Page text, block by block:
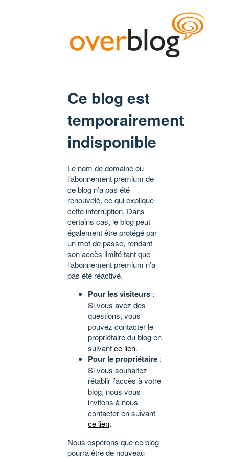
Ce blog est
temporairement
indisponible
Le nom de domaine ou
l’abonnement premium de
ce blog n’a pas été
renouvelé, ce qui explique
cette interruption. Dans
certains cas, le blog peut
également être protégé par
un mot de passe, rendant
son accès limité tant que
l’abonnement premium n’a
pas été réactivé.
Pour les visiteurs :
Si vous avez des
questions, vous
pouvez contacter le
propriétaire du blog en
suivantce lien.
Pour le propriétaire :
Si vous souhaitez
rétablir l’accès à votre
blog, nous vous
invitons à nous
contacter en suivant
ce lien.
Nous espérons que ce blog
pourra être de nouveau